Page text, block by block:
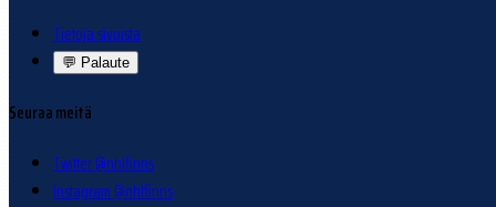
Tietoja sivuista
💬 Palaute
Seuraa meitä
Twitter @nhlfinns
Instagram @nhlfinns